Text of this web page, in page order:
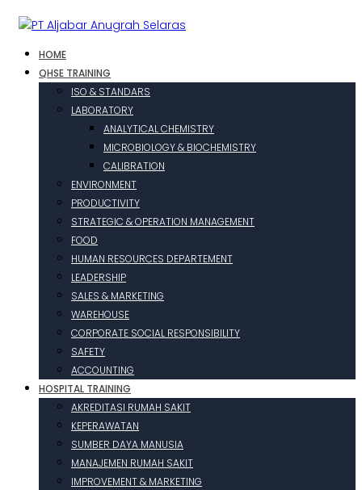
HOME
QHSE TRAINING
ISO & STANDARS
LABORATORY
ANALYTICAL CHEMISTRY
MICROBIOLOGY & BIOCHEMISTRY
CALIBRATION
ENVIRONMENT
PRODUCTIVITY
STRATEGIC & OPERATION MANAGEMENT
FOOD
HUMAN RESOURCES DEPARTEMENT
LEADERSHIP
SALES & MARKETING
WAREHOUSE
CORPORATE SOCIAL RESPONSIBILITY
SAFETY
ACCOUNTING
HOSPITAL TRAINING
AKREDITASI RUMAH SAKIT
KEPERAWATAN
SUMBER DAYA MANUSIA
MANAJEMEN RUMAH SAKIT
IMPROVEMENT & MARKETING